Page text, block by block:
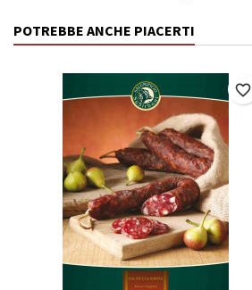
POTREBBE ANCHE PIACERTI
favorite_border